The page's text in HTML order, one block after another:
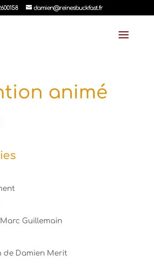
damien@reinesbuckfast.fr
animé
Marc Guillemain
de Damien Merit